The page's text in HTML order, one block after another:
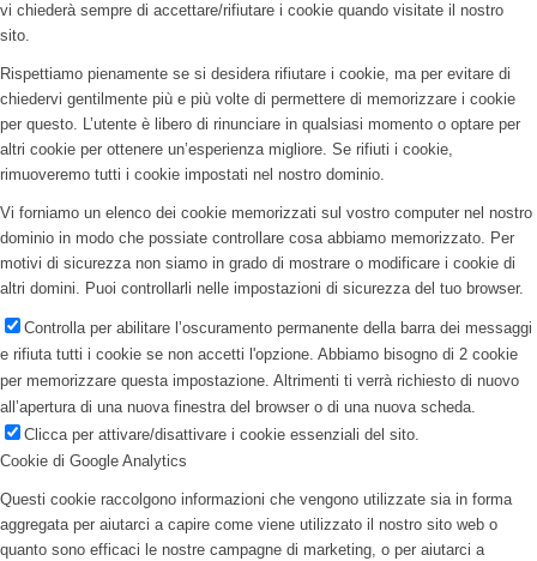
vi chiederà sempre di accettare/rifiutare i cookie quando visitate il nostro
sito.
Rispettiamo pienamente se si desidera rifiutare i cookie, ma per evitare di
chiedervi gentilmente più e più volte di permettere di memorizzare i cookie
per questo. L’utente è libero di rinunciare in qualsiasi momento o optare per
altri cookie per ottenere un’esperienza migliore. Se rifiuti i cookie,
rimuoveremo tutti i cookie impostati nel nostro dominio.
Vi forniamo un elenco dei cookie memorizzati sul vostro computer nel nostro
dominio in modo che possiate controllare cosa abbiamo memorizzato. Per
motivi di sicurezza non siamo in grado di mostrare o modificare i cookie di
altri domini. Puoi controllarli nelle impostazioni di sicurezza del tuo browser.
Controlla per abilitare l’oscuramento permanente della barra dei messaggi
e rifiuta tutti i cookie se non accetti l'opzione. Abbiamo bisogno di 2 cookie
per memorizzare questa impostazione. Altrimenti ti verrà richiesto di nuovo
all’apertura di una nuova finestra del browser o di una nuova scheda.
Clicca per attivare/disattivare i cookie essenziali del sito.
Cookie di Google Analytics
Questi cookie raccolgono informazioni che vengono utilizzate sia in forma
aggregata per aiutarci a capire come viene utilizzato il nostro sito web o
quanto sono efficaci le nostre campagne di marketing, o per aiutarci a